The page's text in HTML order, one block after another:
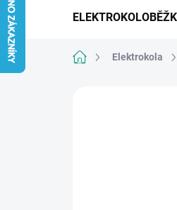
Domů Elektrokola